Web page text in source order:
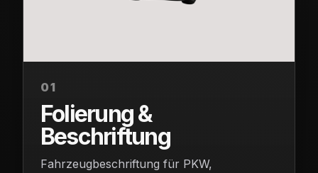
01
Folierung &
Beschriftung
Fahrzeugbeschriftung für PKW,